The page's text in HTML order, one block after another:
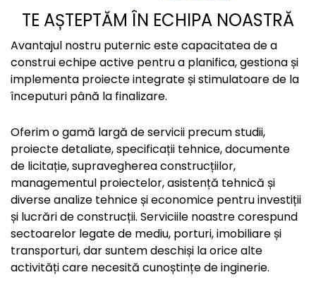
TE AȘTEPTĂM ÎN ECHIPA NOASTRĂ
Avantajul nostru puternic este capacitatea de a
construi echipe active pentru a planifica, gestiona și
implementa proiecte integrate și stimulatoare de la
începuturi până la finalizare.
Oferim o gamă largă de servicii precum studii,
proiecte detaliate, specificații tehnice, documente
de licitație, supravegherea construcțiilor,
managementul proiectelor, asistență tehnică și
diverse analize tehnice și economice pentru investiții
și lucrări de construcții. Serviciile noastre corespund
sectoarelor legate de mediu, porturi, imobiliare și
transporturi, dar suntem deschiși la orice alte
activități care necesită cunoștințe de inginerie.